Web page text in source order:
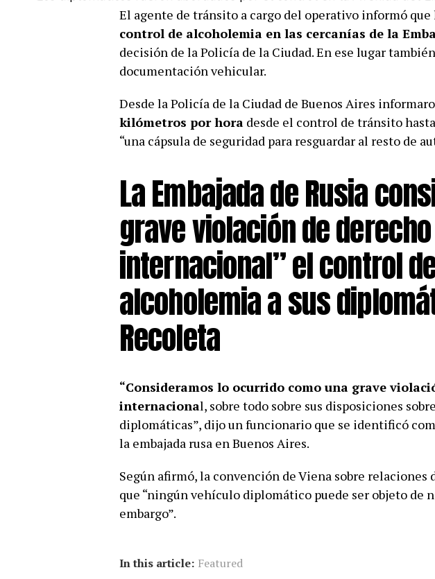
El agente de tránsito a cargo del operativo informó que
control de alcoholemia en las cercanías de la
decisión de la Policía de la Ciudad. En ese lugar
documentación vehicular.
Desde la Policía de la Ciudad de Buenos Aires
kilómetros por hora desde el control de tránsito
“una cápsula de seguridad para resguardar al resto de
La Embajada de Rusia
grave violación de derecho
internacional” el control
alcoholemia a sus
Recoleta
“Consideramos lo ocurrido como una grave
internacional, sobre todo sobre sus disposiciones
diplomáticas”, dijo un funcionario que se identificó
la embajada rusa en Buenos Aires.
Según afirmó, la convención de Viena sobre relaciones
que “ningún vehículo diplomático puede ser objeto de
embargo”.
In this article: Featured